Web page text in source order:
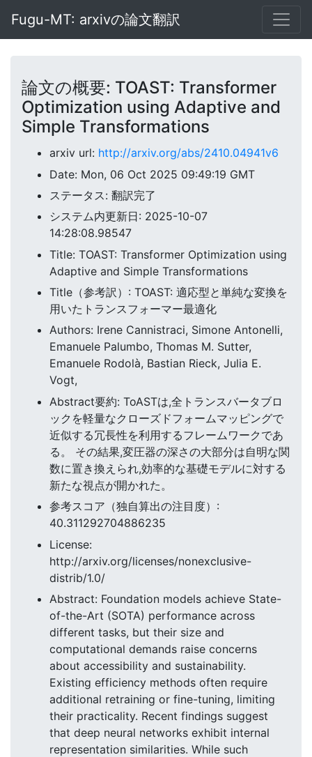
Fugu-MT: arxivの論文翻訳
論文の概要: TOAST: Transformer
Optimization using Adaptive and
Simple Transformations
arxiv url: http://arxiv.org/abs/2410.04941v6
Date: Mon, 06 Oct 2025 09:49:19 GMT
ステータス: 翻訳完了
システム内更新日: 2025-10-07
14:28:08.98547
Title: TOAST: Transformer Optimization using
Adaptive and Simple Transformations
Title（参考訳）: TOAST: 適応型と単純な変換を
用いたトランスフォーマー最適化
Authors: Irene Cannistraci, Simone Antonelli,
Emanuele Palumbo, Thomas M. Sutter,
Emanuele Rodolà, Bastian Rieck, Julia E.
Vogt,
Abstract要約: ToASTは,全トランスバータブロ
ックを軽量なクローズドフォームマッピングで
近似する冗長性を利用するフレームワークであ
る。 その結果,変圧器の深さの大部分は自明な関
数に置き換えられ,効率的な基礎モデルに対する
新たな視点が開かれた。
参考スコア（独自算出の注目度）:
40.311292704886235
License:
http://arxiv.org/licenses/nonexclusive-
distrib/1.0/
Abstract: Foundation models achieve State-
of-the-Art (SOTA) performance across
different tasks, but their size and
computational demands raise concerns
about accessibility and sustainability.
Existing efficiency methods often require
additional retraining or fine-tuning, limiting
their practicality. Recent findings suggest
that deep neural networks exhibit internal
representation similarities. While such